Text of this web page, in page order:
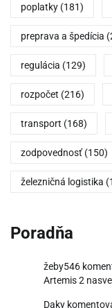
poplatky (181)
preprava a špedícia
regulácia (129)
rozpočet (216)
transport (168)
zodpovednosť (150)
železničná logistika
Poradňa
žeby546
Artemis 2
Daky